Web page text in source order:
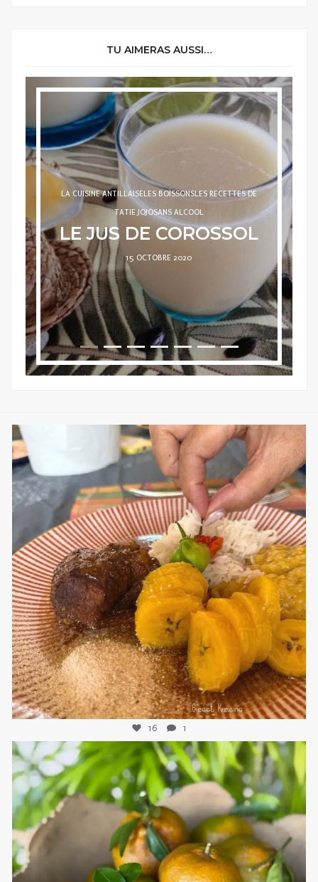
TU AIMERAS AUSSI…
LA CUISINE ANTILLAISE LES BOISSONSLES RECETTES DE
TATIE JOJOSANS ALCOOL
LE JUS DE COROSSOL
POSTED
ON
15 OCTOBRE 2020
sweetkwisine
Nov 25
16 1
sweetkwisine